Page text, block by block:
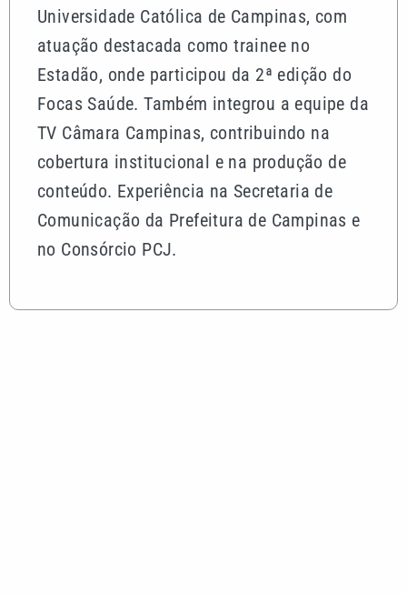
Universidade Católica de Campinas, com
atuação destacada como trainee no
Estadão, onde participou da 2ª edição do
Focas Saúde. Também integrou a equipe da
TV Câmara Campinas, contribuindo na
cobertura institucional e na produção de
conteúdo. Experiência na Secretaria de
Comunicação da Prefeitura de Campinas e
no Consórcio PCJ.